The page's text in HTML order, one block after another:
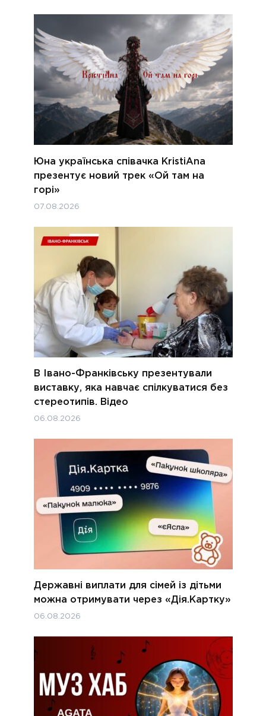
Юна українська співачка KristiAna
презентує новий трек «Ой там на
горі»
07.08.2026
В Івано-Франківську презентували
виставку, яка навчає спілкуватися без
стереотипів. Відео
06.08.2026
Державні виплати для сімей із дітьми
можна отримувати через «Дія.Картку»
06.08.2026